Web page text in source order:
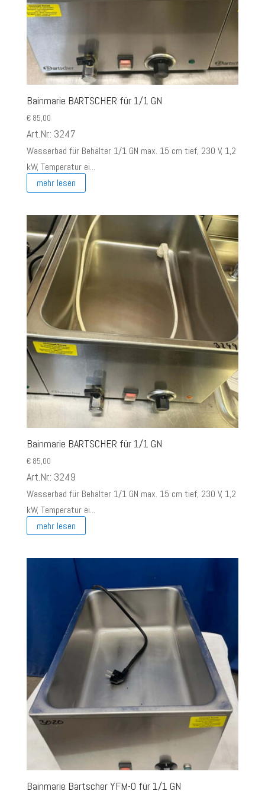
Bainmarie BARTSCHER für 1/1 GN
€85,00
Art.Nr.: 3247
Wasserbad für Behälter 1/1 GN max. 15 cm tief, 230 V, 1,2
kW, Temperatur ei...
mehr lesen
Bainmarie BARTSCHER für 1/1 GN
€85,00
Art.Nr.: 3249
Wasserbad für Behälter 1/1 GN max. 15 cm tief, 230 V, 1,2
kW, Temperatur ei...
mehr lesen
Bainmarie Bartscher YFM-0 für 1/1 GN